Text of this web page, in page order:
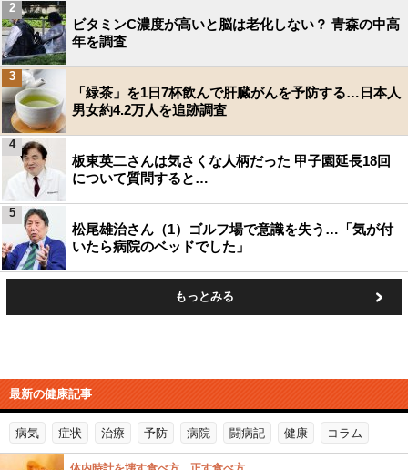
ビタミンC濃度が高いと脳は老化しない？ 青森の中高
年を調査
2
「緑茶」を1日7杯飲んで肝臓がんを予防する…日本人
男女約4.2万人を追跡調査
3
板東英二さんは気さくな人柄だった 甲子園延長18回
について質問すると…
4
松尾雄治さん（1）ゴルフ場で意識を失う…「気が付
いたら病院のベッドでした」
5
もっとみる
最新の健康記事
病気 症状 治療 予防 病院 闘病記 健康 コラム